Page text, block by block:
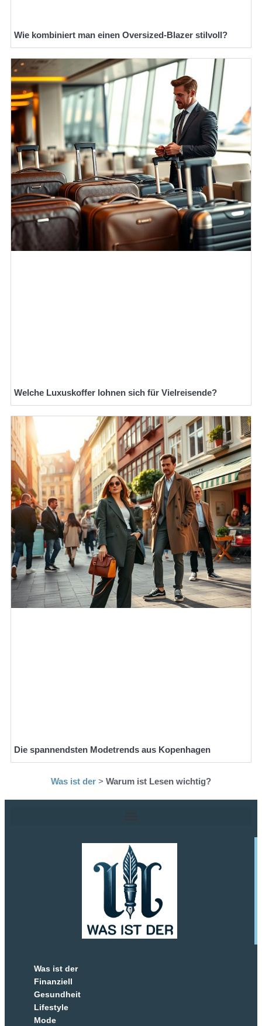
Wie kombiniert man einen Oversized-Blazer stilvoll?
Welche Luxuskoffer lohnen sich für Vielreisende?
Die spannendsten Modetrends aus Kopenhagen
Was ist der > Warum ist Lesen wichtig?
Was ist der
Finanziell
Gesundheit
Lifestyle
Mode